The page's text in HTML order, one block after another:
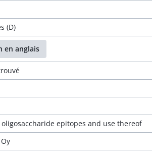
(D)
en anglais
epitopes and use thereof